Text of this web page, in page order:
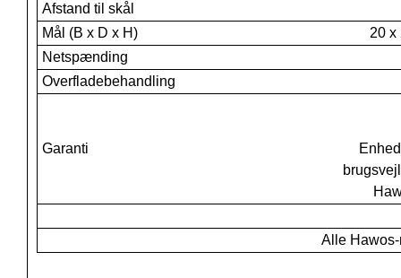
Afstand til skål
Mål (B x D x H)
20 x
Netspænding
Overfladebehandling
Garanti
Alle